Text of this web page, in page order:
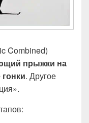
Combined)
прыжки на
. Другое